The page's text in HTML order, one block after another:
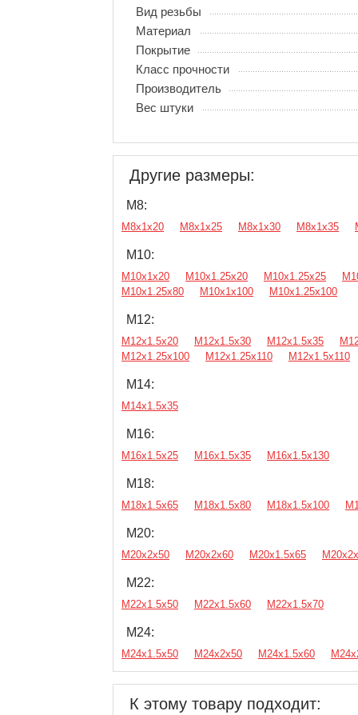
Вид резьбы
Материал
Покрытие
Класс прочности
Производитель
Вес штуки
Другие размеры:
М8:
М8х1х20 М8х1х25 М8х1х30 М8х1х35
М10:
М10х1х20 М10х1.25х20 М10х1.25х25
М10х1.25х80
М10х1х100 М10х1.25х100
М12:
М12х1.5х20 М12х1.5х30 М12х1.5х35
М12х1.25х100
М12х1.25х110 М12х1.5х110
М14:
М14х1.5х35
М16:
М16х1.5х25 М16х1.5х35 М16х1.5х130
М18:
М18х1.5х65 М18х1.5х80 М18х1.5х100
М20:
М20х2х50 М20х2х60 М20х1.5х65
М22:
М22х1.5х50 М22х1.5х60 М22х1.5х70
М24:
М24х1.5х50 М24х2х50 М24х1.5х60
К этому товару подходит: